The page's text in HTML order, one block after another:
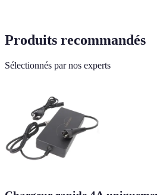
Produits recommandés
Sélectionnés par nos experts